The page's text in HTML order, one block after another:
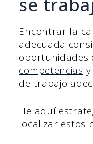
se
Encontrar la
adecuada
oportunidades
competencias
de trabajo
He aquí
localizar estos